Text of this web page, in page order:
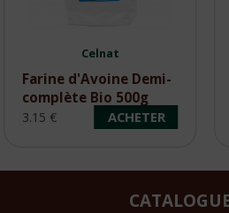
Celnat
Farine d'Avoine Demi-
complète Bio 500g
3.15 € ACHETER